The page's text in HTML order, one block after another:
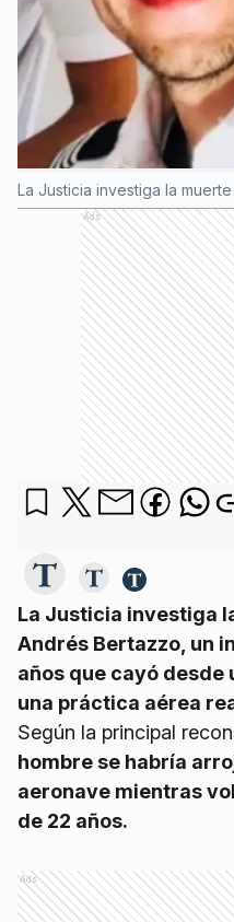
La Justicia investiga la
Ads
La Justicia investiga
Andrés Bertazzo, un
años que cayó
una práctica aérea
Según la principal
hombre se habría
aeronave mientras
de 22 años.
Ads